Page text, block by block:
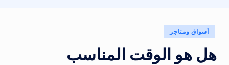
ر
ش
نُشر
في
أسواق ومتاجر
هل هو الوقت المناسب